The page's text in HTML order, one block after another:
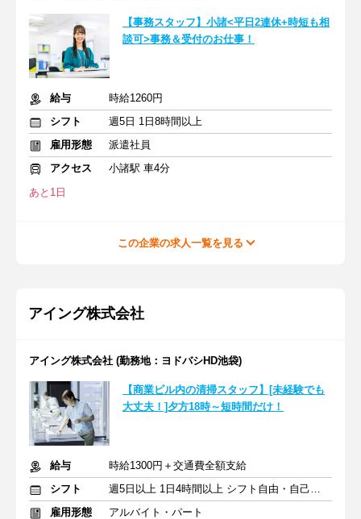
【事務スタッフ】小諸<平日2連休+時短も相
談可>事務＆受付のお仕事！
給与
時給1260円
シフト
週5日 1日8時間以上
雇用形態
派遣社員
アクセス
小諸駅 車4分
あと1日
この企業の求人一覧を見る
アイング株式会社
アイング株式会社 (勤務地：ヨドバシHD池袋)
【商業ビル内の清掃スタッフ】[未経験でも
大丈夫！]夕方18時～短時間だけ！
給与
時給1300円＋交通費全額支給
シフト
週5日以上 1日4時間以上 シフト自由・自己申告
雇用形態
アルバイト・パート